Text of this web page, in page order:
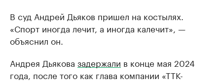
В суд Андрей Дьяков пришел на костылях.
«Спорт иногда лечит, а иногда калечит», —
объяснил он.
Андрея Дьякова задержали в конце мая 2024
года, после того как глава компании «ТТК-